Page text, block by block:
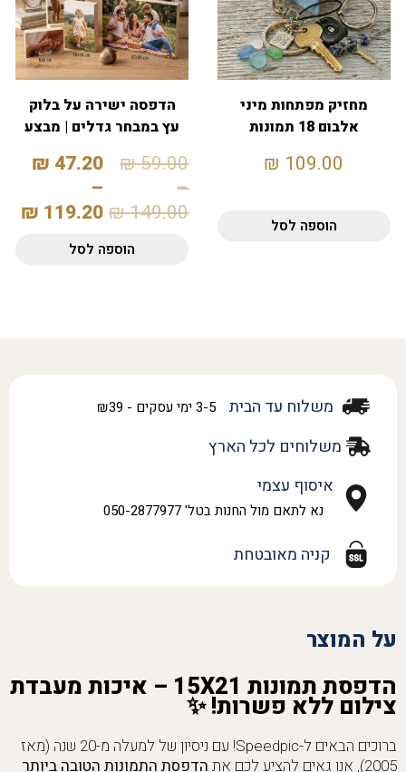
מחזיק מפתחות מיני
אלבום 18 תמונות
109.00
₪
הוספה לסל
הדפסה ישירה על בלוק
עץ במבחר גדלים | מבצע
59.00
₪
–
149.00
₪
47.20
₪
–
119.20
₪
הוספה לסל
משלוח עד הבית 3-5 ימי עסקים - ₪39
משלוחים לכל הארץ
איסוף עצמי
נא לתאם מול החנות בטל' 050-2877977
קניה מאובטחת
על המוצר
הדפסת תמונות 15X21 – איכות מעבדת
צילום ללא פשרות! ✨
ברוכים הבאים ל-Speedpic! עם ניסיון של למעלה מ-20 שנה (מאז
2005), אנו גאים להציע לכם את
הדפסת התמונות הטובה ביותר